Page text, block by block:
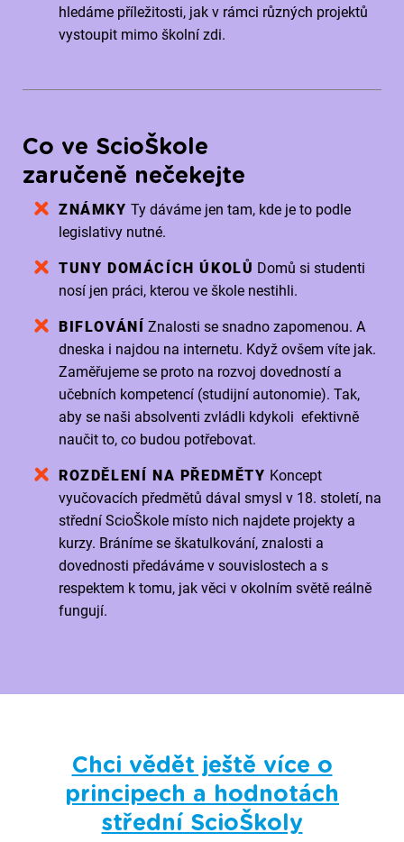
hledáme příležitosti, jak v rámci různých projektů
vystoupit mimo školní zdi.
Co ve ScioŠkole
zaručeně nečekejte
ZNÁMKY Ty dáváme jen tam, kde je to podle
legislativy nutné.
TUNY DOMÁCÍCH ÚKOLŮ Domů si studenti
nosí jen práci, kterou ve škole nestihli.
BIFLOVÁNÍ
Znalosti se snadno zapomenou. A
dneska i najdou na internetu. Když ovšem víte jak.
Zaměřujeme se proto na rozvoj dovedností a
učebních kompetencí (studijní autonomie). Tak,
aby se naši absolventi zvládli kdykoli efektivně
naučit to, co budou potřebovat.
ROZDĚLENÍ NA PŘEDMĚTY Koncept
vyučovacích předmětů dával smysl v 18. století, na
střední ScioŠkole místo nich najdete projekty a
kurzy. Bráníme se škatulkování, znalosti a
dovednosti předáváme v souvislostech a s
respektem k tomu, jak věci v okolním světě reálně
fungují.
Chci vědět ještě více o
principech a hodnotách
střední ScioŠkoly